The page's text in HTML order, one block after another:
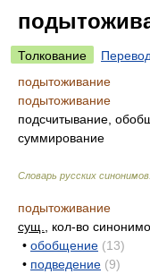
Толкование
Перевод
подытоживание
подытоживание
подсчитывание,
суммирование
Словарь русских синонимов
подытоживание
сущ.
, кол-во
• обобщение (13)
• подведение (9)